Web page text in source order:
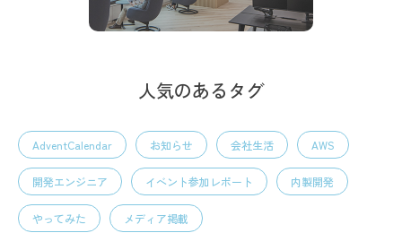
人気のあるタグ
AdventCalendar お知らせ 会社生活 AWS
開発エンジニア イベント参加レポート 内製開発
やってみた メディア掲載